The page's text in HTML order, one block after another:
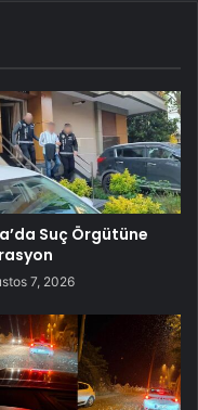
Suç Örgütüne
7, 2026